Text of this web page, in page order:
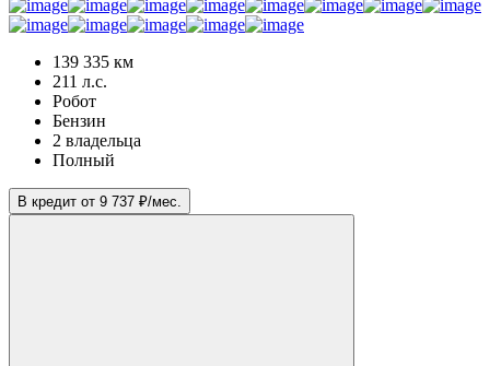
139 335 км
211 л.с.
Робот
Бензин
2 владельца
Полный
В кредит от 9 737 ₽/мес.